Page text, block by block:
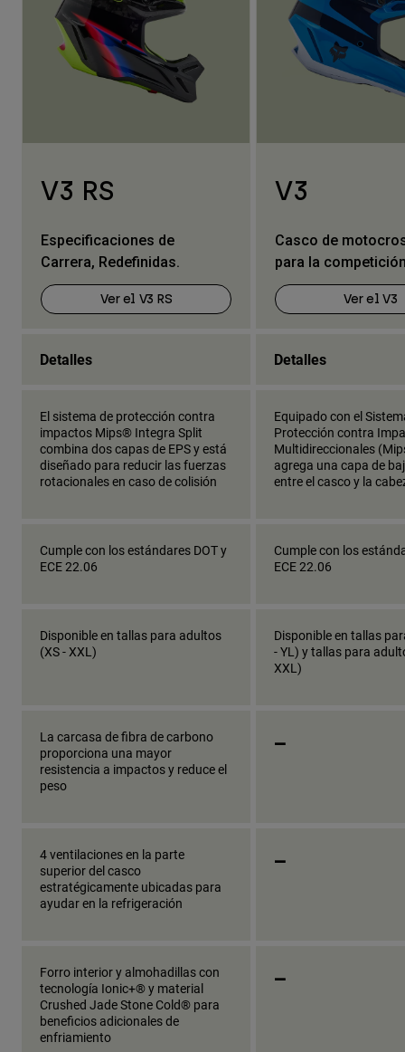
V3 RS
Especificaciones de
Carrera, Redefinidas.
Ver el V3 RS
V3
Casco de
para la
Ver el V3
Detalles Detalles
El sistema de protección contra
impactos Mips® Integra Split
combina dos capas de EPS y está
diseñado para reducir las fuerzas
rotacionales en caso de colisión
Equipado con el
Protección contra
Multidireccionales
agrega una capa de
entre el casco y la
Cumple con los estándares DOT y
ECE 22.06
Cumple con los
ECE 22.06
Disponible en tallas para adultos
(XS - XXL)
Disponible en tallas
- YL) y tallas para
XXL)
La carcasa de fibra de carbono
proporciona una mayor
resistencia a impactos y reduce el
peso
_
4 ventilaciones en la parte
superior del casco
estratégicamente ubicadas para
ayudar en la refrigeración
_
Forro interior y almohadillas con
tecnología Ionic+® y material
Crushed Jade Stone Cold® para
beneficios adicionales de
enfriamiento
_